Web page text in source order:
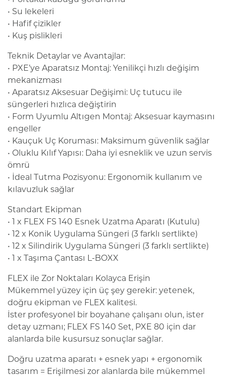
• Su lekeleri
• Hafif çizikler
• Kuş pislikleri
Teknik Detaylar ve Avantajlar:
• PXE’ye Aparatsız Montaj: Yenilikçi hızlı değişim
mekanizması
• Aparatsız Aksesuar Değişimi: Uç tutucu ile
süngerleri hızlıca değiştirin
• Form Uyumlu Altıgen Montaj: Aksesuar kaymasını
engeller
• Kauçuk Uç Koruması: Maksimum güvenlik sağlar
• Oluklu Kılıf Yapısı: Daha iyi esneklik ve uzun servis
ömrü
• İdeal Tutma Pozisyonu: Ergonomik kullanım ve
kılavuzluk sağlar
Standart Ekipman
• 1 x FLEX FS 140 Esnek Uzatma Aparatı (Kutulu)
• 12 x Konik Uygulama Süngeri (3 farklı sertlikte)
• 12 x Silindirik Uygulama Süngeri (3 farklı sertlikte)
• 1 x Taşıma Çantası L-BOXX
FLEX ile Zor Noktaları Kolayca Erişin
Mükemmel yüzey için üç şey gerekir: yetenek,
doğru ekipman ve FLEX kalitesi.
İster profesyonel bir boyahane çalışanı olun, ister
detay uzmanı; FLEX FS 140 Set, PXE 80 için dar
alanlarda bile kusursuz sonuçlar sağlar.
Doğru uzatma aparatı + esnek yapı + ergonomik
tasarım = Erişilmesi zor alanlarda bile mükemmel